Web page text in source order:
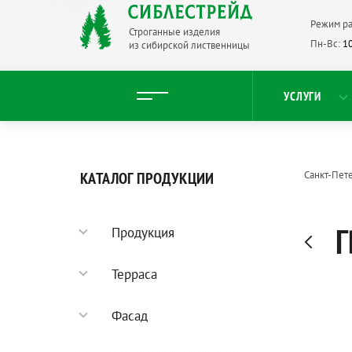
Строганные изделия
из сибирской лиственницы
УСЛУГИ
Режим
Пн-Вс:
КАТАЛОГ ПРОДУКЦИИ
Продукция
Садовый паркет
Терраса
Террасная доска
Фасад
Санкт-